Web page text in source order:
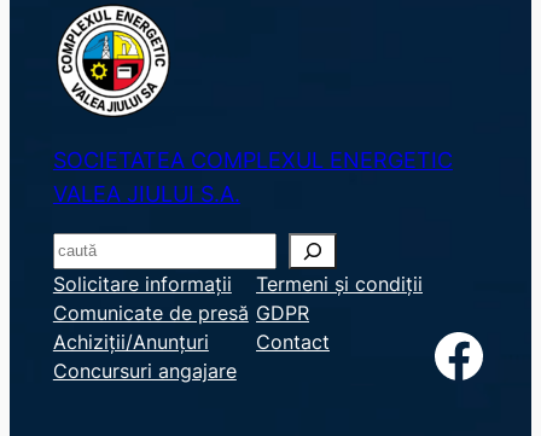
SOCIETATEA COMPLEXUL ENERGETIC
VALEA JIULUI S.A.
S
e
a
r
c
Solicitare informații
Comunicate de presă
Achiziții/Anunțuri
Concursuri angajare
Termeni și condiții
GDPR
Contact
Facebook